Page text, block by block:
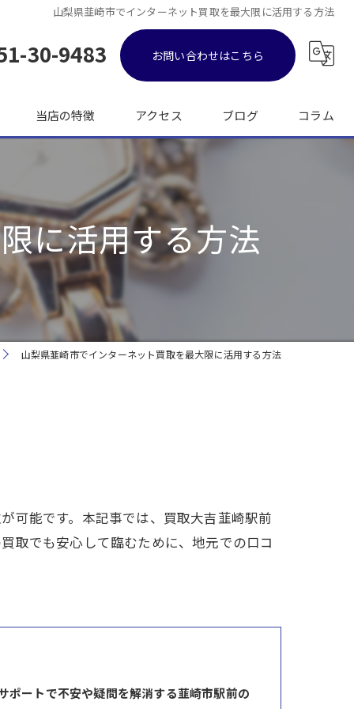
山梨県韮崎市でインターネット買取を最大限に活用する方法
30-9483 お問い合わせはこちら
当店の特徴
ブランド品
バッグ
時計
出張
アクセス ブログ コラム
に活用する方法
山梨県韮崎市でインターネット買取を最大限に活用する方法
可能です。本記事では、買取大吉韮崎駅前
取でも安心して臨むために、地元での口コ
ポートで不安や疑問を解消する韮崎市駅前の